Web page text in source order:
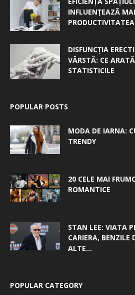
INFLUENȚEAZĂ
DISFUNCȚIA
VÂRSTĂ: CE
STATISTICILE
POPULAR POSTS
MODA DE IARNA:
TRENDY
20 CELE MAI
ROMANTICE
STAN LEE: VIATA
CARIERA, BENZILE
ALTE...
POPULAR CATEGORY